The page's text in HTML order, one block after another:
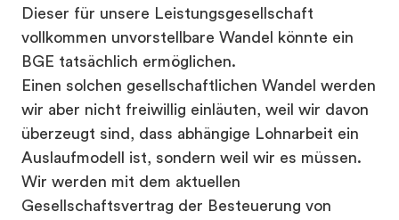
Dieser für unsere Leistungsgesellschaft
vollkommen unvorstellbare Wandel könnte ein
BGE tatsächlich ermöglichen.
Einen solchen gesellschaftlichen Wandel werden
wir aber nicht freiwillig einläuten, weil wir davon
überzeugt sind, dass abhängige Lohnarbeit ein
Auslaufmodell ist, sondern weil wir es müssen.
Wir werden mit dem aktuellen
Gesellschaftsvertrag der Besteuerung von